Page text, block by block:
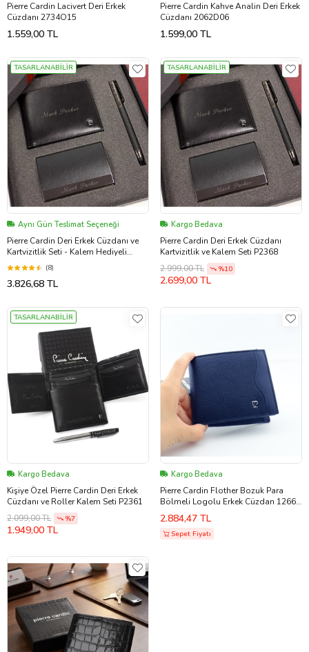
Pierre Cardin Lacivert Deri Erkek
Cüzdanı 2734O15
1.559,00 TL
Pierre Cardin Kahve Analin Deri Erkek
Cüzdanı 2062D06
1.599,00 TL
TASARLANABİLİR
Aynı Gün Teslimat Seçeneği
Pierre Cardin Deri Erkek Cüzdanı ve
Kartvizitlik Seti - Kalem Hediyeli
P2368
(8)
3.826,68 TL
TASARLANABİLİR
Kargo Bedava
Pierre Cardin Deri Erkek Cüzdanı
Kartvizitlik ve Kalem Seti P2368
2.999,00 TL
%10
2.699,00 TL
TASARLANABİLİR
Kargo Bedava
Kişiye Özel Pierre Cardin Deri Erkek
Cüzdanı ve Roller Kalem Seti P2361
2.099,00 TL
%7
1.949,00 TL
Kargo Bedava
Pierre Cardin Flother Bozuk Para
Bölmeli Logolu Erkek Cüzdan 12662
(Siyah)
2.884,47 TL
Sepet Fiyatı